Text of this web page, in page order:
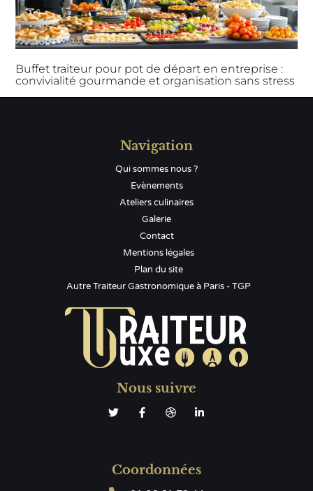
Buffet traiteur pour pot de départ en entreprise :
convivialité gourmande et organisation sans stress
Navigation
Qui sommes nous ?
Evènements
Ateliers culinaires
Galerie
Contact
Mentions légales
Plan du site
Autre Traiteur Gastronomique à Paris - TGP
Nous suivre
Coordonnées